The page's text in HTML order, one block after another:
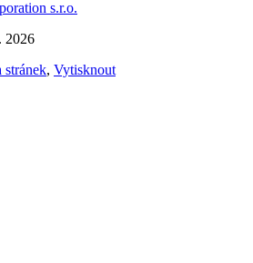
s.r.o.
2026
stránek, Vytisknout